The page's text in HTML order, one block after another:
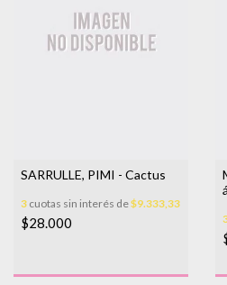
SARRULLE, PIMI - Cactus
3 cuotas sin interés de$9.333,33
$28.000